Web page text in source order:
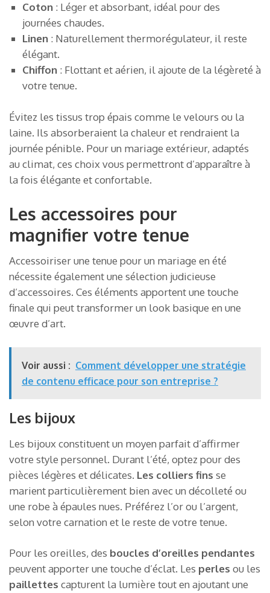
Coton : Léger et absorbant, idéal pour des
journées chaudes.
Linen : Naturellement thermorégulateur, il reste
élégant.
Chiffon : Flottant et aérien, il ajoute de la légèreté à
votre tenue.
Évitez les tissus trop épais comme le velours ou la
laine. Ils absorberaient la chaleur et rendraient la
journée pénible. Pour un mariage extérieur, adaptés
au climat, ces choix vous permettront d’apparaître à
la fois élégante et confortable.
Les accessoires pour
magnifier votre tenue
Accessoiriser une tenue pour un mariage en été
nécessite également une sélection judicieuse
d’accessoires. Ces éléments apportent une touche
finale qui peut transformer un look basique en une
œuvre d’art.
Voir aussi : Comment développer une stratégie
de contenu efficace pour son entreprise ?
Les bijoux
Les bijoux constituent un moyen parfait d’affirmer
votre style personnel. Durant l’été, optez pour des
pièces légères et délicates. Les colliers fins se
marient particulièrement bien avec un décolleté ou
une robe à épaules nues. Préférez l’or ou l’argent,
selon votre carnation et le reste de votre tenue.
Pour les oreilles, des boucles d’oreilles pendantes
peuvent apporter une touche d’éclat. Les perles ou les
paillettes capturent la lumière tout en ajoutant une